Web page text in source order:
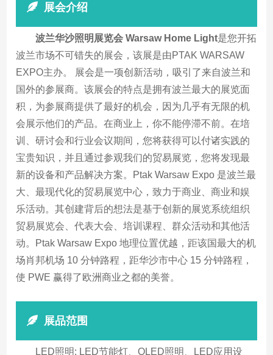
展会介绍
波兰华沙照明展览会 Warsaw Home Light是您开拓
波兰市场不可错失的展会，该展是由PTAK WARSAW
EXPO主办。 展会是一项创新活动，吸引了来自波兰和
国外的参展商。该展会的特点是拥有波兰最大的展览面
积，为参展商提供了最好的机会，因为几乎有无限的机
会展示他们的产品。在商业上，你不能停滞不前。在培
训、研讨会和行业会议期间，您将获得可以付诸实践的
宝贵知识，并且通过参观我们的贸易展览，您将发现最
新的设备和产品解决方案。Ptak Warsaw Expo 是波兰最
大、最现代化的贸易展览中心，致力于商业、商业和娱
乐活动。其创建背后的想法是基于创新的展览系统组织
贸易展览会、代表大会、培训课程、群众活动和其他活
动。Ptak Warsaw Expo 地理位置优越，距该国最大的机
场肖邦机场 10 分钟路程，距华沙市中心 15 分钟路程，
使 PWE 赢得了欧洲商业之都的美誉。
展品范围
LED照明: LED节能灯、OLED照明、LED应用设